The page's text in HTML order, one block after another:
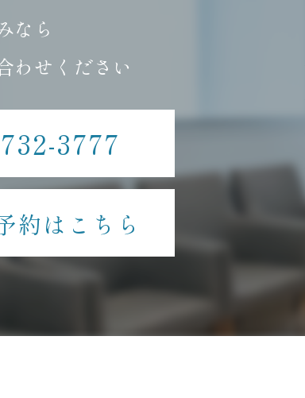
なら
わせください
3777
約はこちら